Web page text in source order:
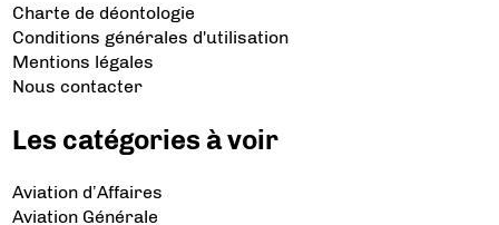
Charte de déontologie
Conditions générales d'utilisation
Mentions légales
Nous contacter
Les catégories à voir
Aviation d’Affaires
Aviation Générale